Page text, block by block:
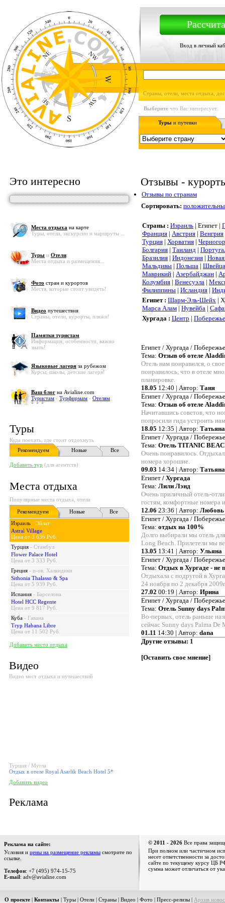
Вход в личный
Страны, отели, места отдыха,
Выберите что Вас интересует:
Туры и путевки
Это интересно
Места отдыха на карте
Туры, отели, экскурсии и маршруты ...
Туры и Отели
Места отдыха и размещения...
Фото стран и курортов
Места, которые стоит увидеть!
Видео путешествия
Страны, отели, курорты, пляжи!
Памятки туристам
Информация, особенности, важно
знать!
Языковые лагеря за рубежом
Курсы, школы, детские лагеря!
Ваш блог на Avialine.com
Туристам - Турфирмам - Отелям
Туры
Куда поехать, где стоит отдохнуть
Рекомендуем
Новые Все
Добавить тур (для агентств)
Места отдыха
Популярные места отдыха, отели
Рекомендуем
Новые
Все
Израиль - Эйлат
Astral Village
Цена от 3 636 Руб.
Турция - Стамбул
Flower Palace Hotel
Цена от 3 333 Руб.
Греция - п-ов. Халкидики
Sithonia Thalasso & Spa
Цена от 5 939 Руб.
Испания - Барселона
Hotel HCC Regente
Цена от 9 817 Руб.
Куба - Гавана
Tryp Habana Libre
Цена от 11 502 Руб.
Добавить место отдыха
Видео
Видео мест отдыха и путешествий
Турция / Мугла
Отдых в отеле Royal Asarlik Beach Hotel 5*
Добавить видео
Реклама
Отзывы -
Отзывы по странам
Сортировать:
Страны : Израиль | Египет |
Франция | Австрия | Венгрия
Турция | Хорватия |
Болгария | Таиланд |
Бразилия | Индонезия |
Мальдивы | Польша |
Маврикий | Азербайджан |
Колумбия | Венесуэла |
Филиппины | Исландия |
Египет : Шарм-Эль-Шейх |
Марса Алам | Нувейба |
Хургада : Центр | Побережье
Египет / Хургада /
Тема: Отзыв об отеле
Отель нам понравился, о
понравилось, что в отеле
планировке.
18.05 12:40 | Автор: Таня
Египет / Хургада /
Тема: Отзыв об отеле
Начитавшись советов, что
попросили гида устроить
18.05 12:35 | Автор: Татьяна
Египет / Хургада /
Тема: Отель TITANIC
Очень понравилось.
номера хорошие.
09.03 14:34 | Автор: Татьяна
Египет / Хургада
Тема: Лили Лэнд
Очень приличный отель-
гостям, комфортные номера
12.06 23:36 | Автор: Любовь
Египет / Хургада /
Тема: отдых на 100%
Долго выбирали мы отель
Long Beach. Прилетели мы
13.05 13:41 | Автор: Ульяна
Египет / Хургада /
Тема: Отдых в Хургаде - не
Отдыхала с подругой в
24 ноября по 2 декабря
27.02 00:19 | Автор: Ирина
Египет / Хургада /
Тема: Отель Sunny days
Во-первых, отель раньше
сейчас Sunny days Palma De
01.11 14:30 | Автор: dana
Другие отзывы: 1
[Оставить свое мнение]
Реклама на сайте:
Условия и цены на размещение рекламы смотрите по
ссылке.
Телефон: +7 (495) 974-15-75
E-mail: adv@avialine.com
© 2011 - 2026 Все права
При полном или частичном
несет ответственности за
сайте по текущему курсу ЦБ
сумма может отличаться от
О проекте | Контакты | Туры | Отели | Страны | Видео | Фото | Пресс-релизы | Архив